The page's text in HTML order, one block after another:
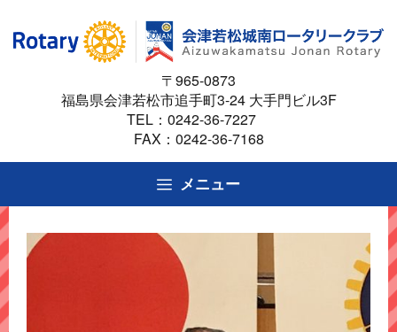
ス
ッ
プ
〒965-0873
福島県会津若松市追手町3-24 大手門ビル3F
TEL： 0242-36-7227
FAX：0242-36-7168
メニュー